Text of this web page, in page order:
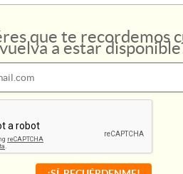
que te recordemos
a estar